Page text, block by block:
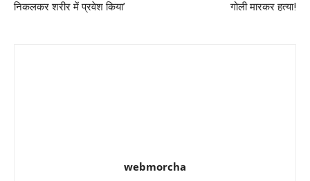
निकलकर शरीर में प्रवेश किया’
गोली मारकर हत्या!
webmorcha